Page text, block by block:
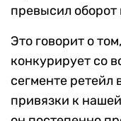
превысил оборот
Это говорит о
конкурирует со
сегменте ретейл
привязки к